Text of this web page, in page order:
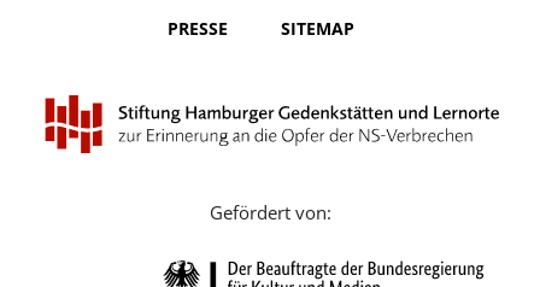
Português
Yкраїнський
Русский
PRESSE SITEMAP
Gefördert von: